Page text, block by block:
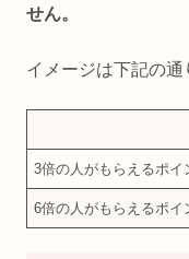
せん。
イメージは下記の通
3倍の人がもらえるポイ
6倍の人がもらえるポイ